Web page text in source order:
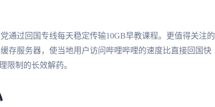
过回国专线每天稳定传输10GB早教课程。更值得关注的
存服务器，使当地用户访问哔哩哔哩的速度比直接回国快
限制的长效解药。